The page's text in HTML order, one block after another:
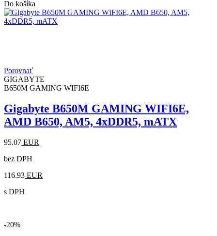
Do košíka
Porovnať
GIGABYTE
B650M GAMING WIFI6E
Gigabyte B650M GAMING WIFI6E,
AMD B650, AM5, 4xDDR5, mATX
95.07 EUR
bez DPH
116.93 EUR
s DPH
-20%